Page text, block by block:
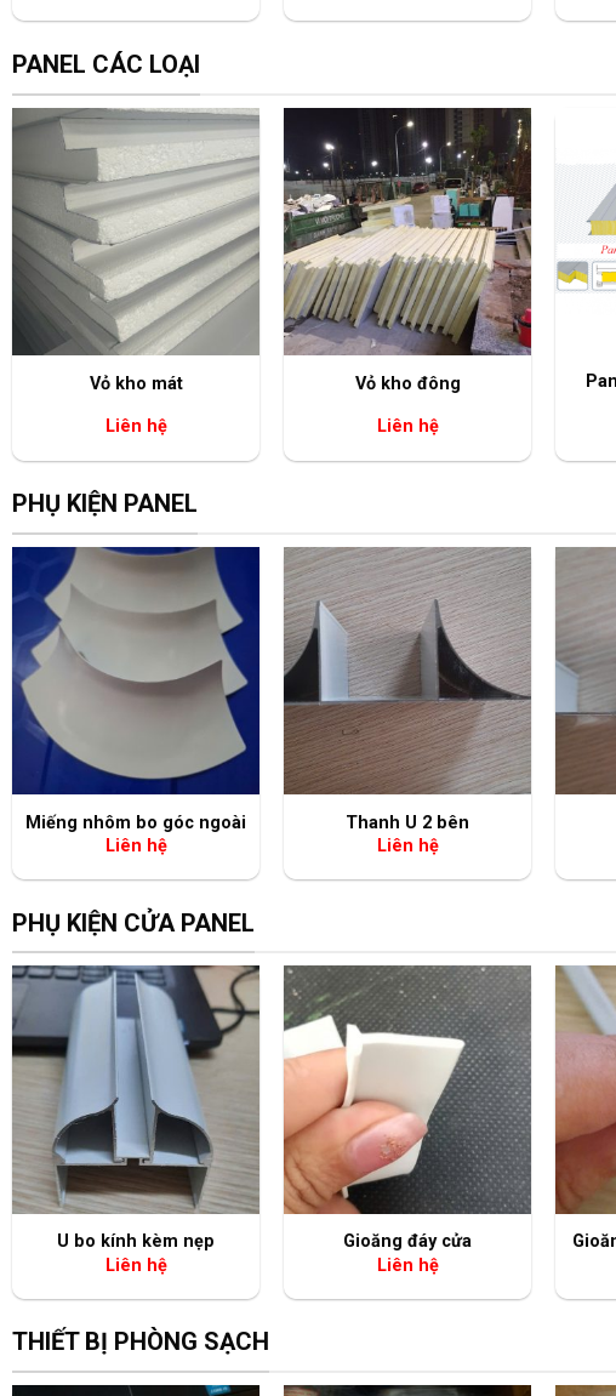
PANEL CÁC LOẠI
Vỏ kho mát
Liên hệ
+
Vỏ kho đông
Liên hệ
PHỤ KIỆN PANEL
Miếng nhôm bo góc ngoài
Liên hệ
Thanh U 2 bên
Liên hệ
PHỤ KIỆN CỬA PANEL
+
U bo kính kèm nẹp
Liên hệ
+
Gioăng đáy cửa
Liên hệ
THIẾT BỊ PHÒNG SẠCH